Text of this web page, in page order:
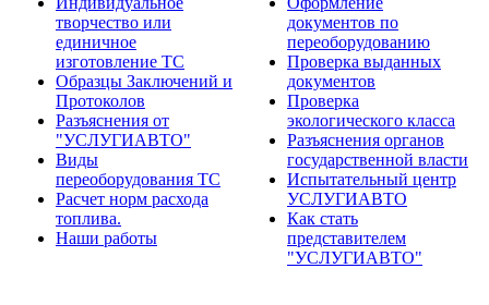
творчество или
единичное
изготовление ТС
Образцы Заключений и
Протоколов
Разъяснения от
"УСЛУГИАВТО"
Виды
переоборудования ТС
Расчет норм расхода
топлива.
Наши работы
документов по
переоборудованию
Проверка выданных
документов
Проверка
экологического класса
Разъяснения органов
государственной власти
Испытательный центр
УСЛУГИАВТО
Как стать
представителем
"УСЛУГИАВТО"